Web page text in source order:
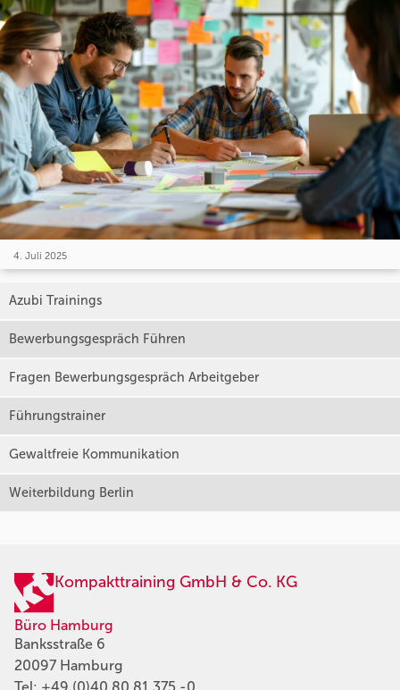
4. Juli 2025
Azubi Trainings
Bewerbungsgespräch Führen
Fragen Bewerbungsgespräch Arbeitgeber
Führungstrainer
Gewaltfreie Kommunikation
Weiterbildung Berlin
Kompakttraining GmbH & Co. KG
Büro Hamburg
Banksstraße 6
20097 Hamburg